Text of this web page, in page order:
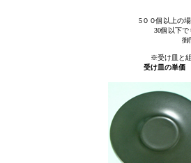
5００個以上の
30個以下
御
※受け皿と
受け皿の単価